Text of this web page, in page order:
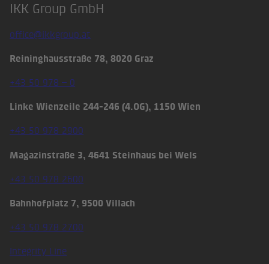
Footer
IKK Group GmbH
office@ikkgroup.at
Reininghausstraße 78, 8020 Graz
+43 50 978 – 0
Linke Wienzeile 244-246 (4.OG), 1150 Wien
+43 50 978 2900
Magazinstraße 3, 4641 Steinhaus bei Wels
+43 50 978 2600
Bahnhofplatz 7, 9500 Villach
+43 50 978 2700
Integrity Line